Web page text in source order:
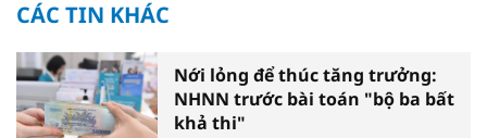
CÁC TIN KHÁC
Nới lỏng để thúc tăng trưởng:
NHNN trước bài toán "bộ ba bất
khả thi"